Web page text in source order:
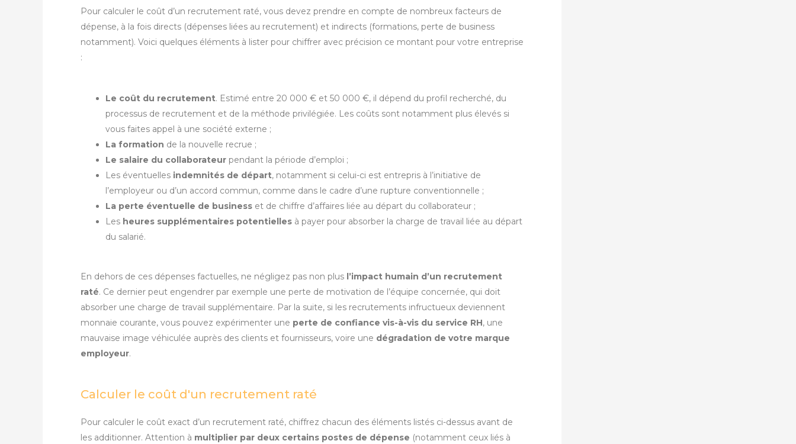
Pour calculer le coût d’un recrutement raté, vous devez prendre en compte de nombreux facteurs de
dépense, à la fois directs (dépenses liées au recrutement) et indirects (formations, perte de business
notamment). Voici quelques éléments à lister pour chiffrer avec précision ce montant pour votre entreprise
:
Le coût du recrutement. Estimé entre 20 000 € et 50 000 €, il dépend du profil recherché, du
processus de recrutement et de la méthode privilégiée. Les coûts sont notamment plus élevés si
vous faites appel à une société externe ;
La formation de la nouvelle recrue ;
Le salaire du collaborateur pendant la période d’emploi ;
Les éventuelles indemnités de départ, notamment si celui-ci est entrepris à l’initiative de
l’employeur ou d’un accord commun, comme dans le cadre d’une rupture conventionnelle ;
La perte éventuelle de business et de chiffre d’affaires liée au départ du collaborateur ;
Les heures supplémentaires potentielles à payer pour absorber la charge de travail liée au départ
du salarié.
En dehors de ces dépenses factuelles, ne négligez pas non plus l’impact humain d’un recrutement
raté. Ce dernier peut engendrer par exemple une perte de motivation de l’équipe concernée, qui doit
absorber une charge de travail supplémentaire. Par la suite, si les recrutements infructueux deviennent
monnaie courante, vous pouvez expérimenter une perte de confiance vis-à-vis du service RH, une
mauvaise image véhiculée auprès des clients et fournisseurs, voire une dégradation de votre marque
employeur.
Calculer le coût d'un recrutement raté
Pour calculer le coût exact d’un recrutement raté, chiffrez chacun des éléments listés ci-dessus avant de
les additionner. Attention à multiplier par deux certains postes de dépense (notamment ceux liés à